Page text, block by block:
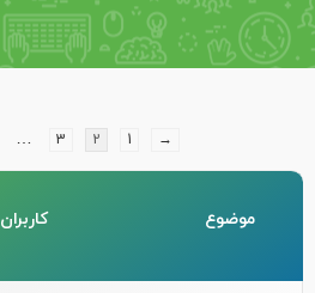
→
1
2
3
…
موضوع کاربران